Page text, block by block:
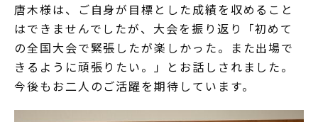
唐木様は、ご自身が目標とした成績を収めること
はできませんでしたが、大会を振り返り「初めて
の全国大会で緊張したが楽しかった。また出場で
きるように頑張りたい。」とお話しされました。
今後もお二人のご活躍を期待しています。